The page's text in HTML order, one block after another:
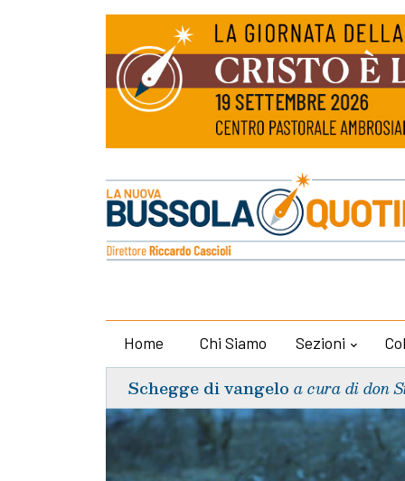
Home Chi Siamo Sezioni
Schegge di vangelo a cura di don